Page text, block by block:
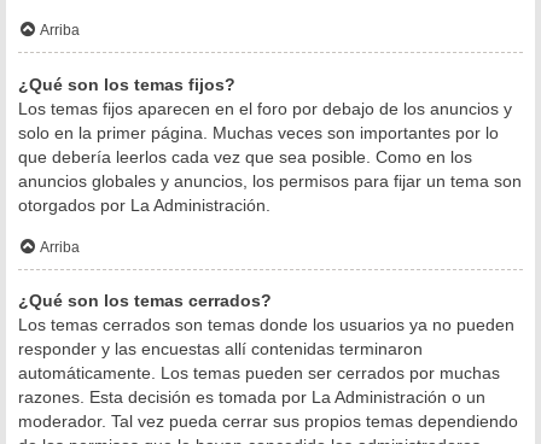
Arriba
¿Qué son los temas fijos?
Los temas fijos aparecen en el foro por debajo de los anuncios y
solo en la primer página. Muchas veces son importantes por lo
que debería leerlos cada vez que sea posible. Como en los
anuncios globales y anuncios, los permisos para fijar un tema son
otorgados por La Administración.
Arriba
¿Qué son los temas cerrados?
Los temas cerrados son temas donde los usuarios ya no pueden
responder y las encuestas allí contenidas terminaron
automáticamente. Los temas pueden ser cerrados por muchas
razones. Esta decisión es tomada por La Administración o un
moderador. Tal vez pueda cerrar sus propios temas dependiendo